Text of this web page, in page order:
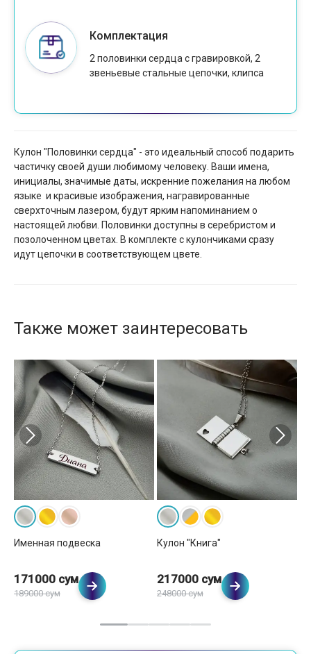
Комплектация
2 половинки сердца с гравировкой, 2
звеньевые стальные цепочки, клипса
Кулон "Половинки сердца" - это идеальный способ подарить
частичку своей души любимому человеку. Ваши имена,
инициалы, значимые даты, искренние пожелания на любом
языке и красивые изображения, награвированные
сверхточным лазером, будут ярким напоминанием о
настоящей любви. Половинки доступны в серебристом и
позолоченном цветах. В комплекте с кулончиками сразу
идут цепочки в соответствующем цвете.
Также может заинтересовать
Именная подвеска
171000 сум
189000 сум
Кулон "Книга"
217000 сум
248000 сум